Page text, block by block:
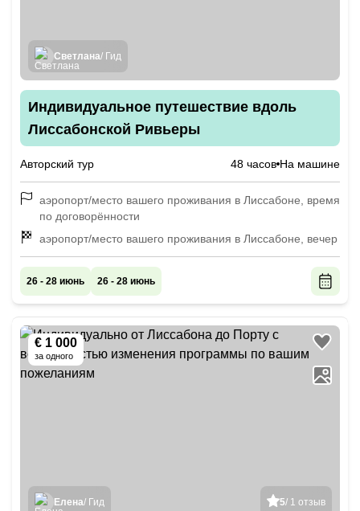
Светлана/ Гид
Индивидуальное путешествие вдоль
Лиссабонской Ривьеры
Авторский тур 48 часов На машине
аэропорт/место вашего проживания в Лиссабоне, время
по договорённости
аэропорт/место вашего проживания в Лиссабоне, вечер
26 - 28 июнь 26 - 28 июнь
€ 1 000
за одного
5/ 1 отзыв
Елена/ Гид